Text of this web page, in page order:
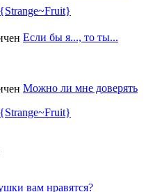
Если бы я..., то ты...
Можно ли мне доверять
вам нравятся?